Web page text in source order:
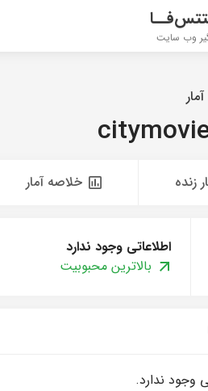
وب سایت
آمار
زنده خلاصه آمار
اطلاعاتی وجود ندارد
بالاترین محبوبیت
وجود ندارد.